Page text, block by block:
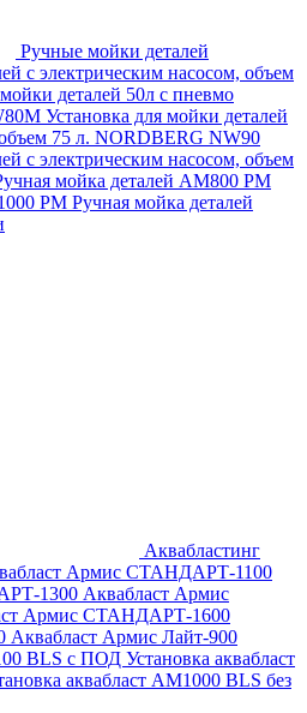
Ручные мойки деталей
с электрическим насосом, объем
деталей 50л с пневмо
Установка для мойки деталей
75 л. NORDBERG NW90
с электрическим насосом, объем
мойка деталей АМ800 РМ
РМ Ручная мойка деталей
Аквабластинг
Армис СТАНДАРТ-1100
1300 Аквабласт Армис
Армис СТАНДАРТ-1600
Аквабласт Армис Лайт-900
BLS с ПОД Установка аквабласт
аквабласт AM1000 BLS без